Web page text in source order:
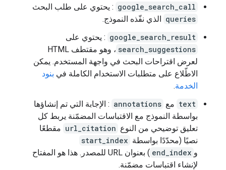
google_search_call : يحتوي على طلب البحث
queries الذي نفّذه النموذج.
google_search_result : يحتوي على
search_suggestions
، وهو مقتطف HTML
لعرض اقتراحات البحث في واجهة المستخدم. يمكن
الاطّلاع على متطلبات الاستخدام الكاملة في بنود
الخدمة.
text مع annotations : الإجابة التي تم إنشاؤها
بواسطة النموذج مع الاقتباسات المضمّنة يربط كل
تعليق توضيحي من النوع url_citation مقطعًا
نصيًا (محدّدًا بواسطة start_index
و end_index
) بعنوان URL للمصدر. هذا هو المفتاح
لإنشاء اقتباسات مضمّنة.